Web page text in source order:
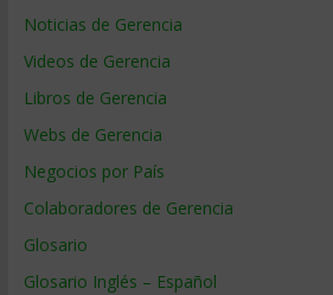
Noticias de Gerencia
Videos de Gerencia
Libros de Gerencia
Webs de Gerencia
Negocios por País
Colaboradores de Gerencia
Glosario
Glosario Inglés – Español